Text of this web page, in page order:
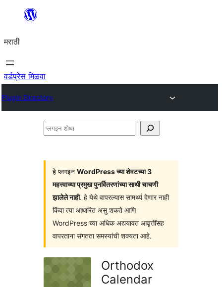
सामुग्रीवर
मराठी
वर्डप्रेस मिळवा
Plugin Directory
प्लगइन
हे प्लगइन WordPress च्या शेवटच्या 3
महत्त्वाच्या प्रमुख पुनर्वितरणांच्या साथी चाचणी
झालेले नाही. हे येथे वापरल्यास सामर्थ्य देणार नाही
किंवा त्या आधारित असु शकते आणि
WordPress च्या अधिक अद्ययावत आवृत्तींसह
वापरताना संगतता समस्यांची शक्यता आहे.
Orthodox
Calendar